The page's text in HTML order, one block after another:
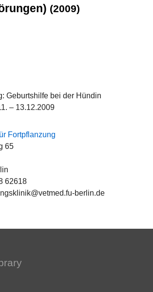
(2009)
Geburtshilfe bei der Hündin
– 13.12.2009
Fortpflanzung
65
62618
berlin.de